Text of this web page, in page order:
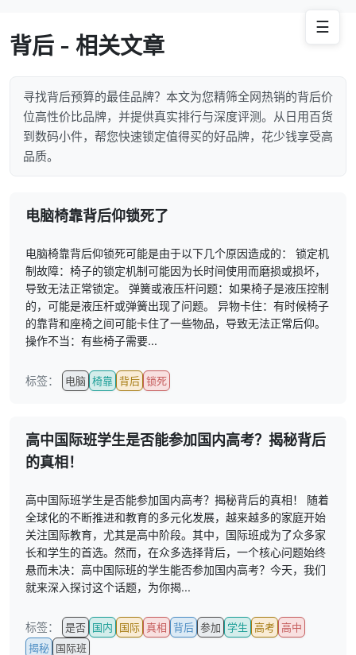
☰
背后 - 相关文章
寻找背后预算的最佳品牌？本文为您精筛全网热销的背后价
位高性价比品牌，并提供真实排行与深度评测。从日用百货
到数码小件，帮您快速锁定值得买的好品牌，花少钱享受高
品质。
电脑椅靠背后仰锁死了
电脑椅靠背后仰锁死可能是由于以下几个原因造成的： 锁定机
制故障：椅子的锁定机制可能因为长时间使用而磨损或损坏，
导致无法正常锁定。 弹簧或液压杆问题：如果椅子是液压控制
的，可能是液压杆或弹簧出现了问题。 异物卡住：有时候椅子
的靠背和座椅之间可能卡住了一些物品，导致无法正常后仰。
操作不当：有些椅子需要...
标签： 电脑 椅靠 背后 锁死
高中国际班学生是否能参加国内高考？揭秘背后
的真相！
高中国际班学生是否能参加国内高考？揭秘背后的真相！ 随着
全球化的不断推进和教育的多元化发展，越来越多的家庭开始
关注国际教育，尤其是高中阶段。其中，国际班成为了众多家
长和学生的首选。然而，在众多选择背后，一个核心问题始终
悬而未决：高中国际班的学生能否参加国内高考？今天，我们
就来深入探讨这个话题，为你揭...
标签： 是否 国内 国际 真相 背后 参加 学生 高考 高中
揭秘 国际班